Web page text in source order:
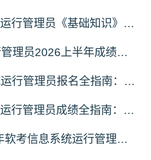
软考初级信息系统运行管理员《基础知识》考什么？信息系统运行管理员基础知识科目考试内容
软考信息系统运行管理员2026上半年成绩查询时间及入口
软考初级信息系统运行管理员报名全指南：报名时间、入口、流程、资料、注意事项
软考初级信息系统运行管理员成绩全指南：成绩查询时间、入口、流程、合格标准、成绩复查
希赛网2026上半年软考信息系统运行管理员考前几页纸